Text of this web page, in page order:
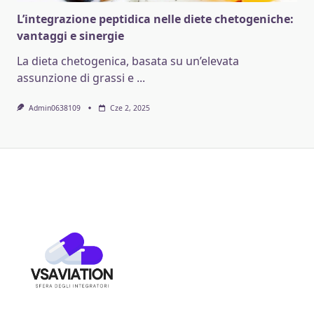
L’integrazione peptidica nelle diete chetogeniche:
vantaggi e sinergie
La dieta chetogenica, basata su un’elevata
assunzione di grassi e ...
Admin0638109 Cze 2, 2025